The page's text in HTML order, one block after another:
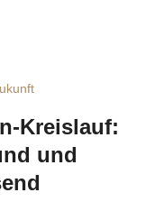
Kreislauf:
und